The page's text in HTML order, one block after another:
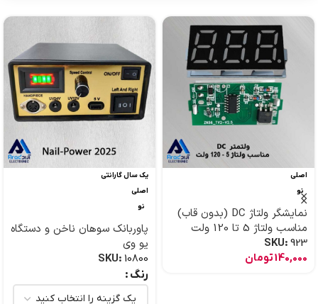
اصلی
نو
نمایشگر ولتاژ DC (بدون قاب)
مناسب ولتاژ 5 تا 120 ولت
SKU: 923
140,000تومان
یک سال گارانتی
اصلی
نو
پاوربانک سوهان ناخن و دستگاه
یو وی
SKU: 10800
رنگ